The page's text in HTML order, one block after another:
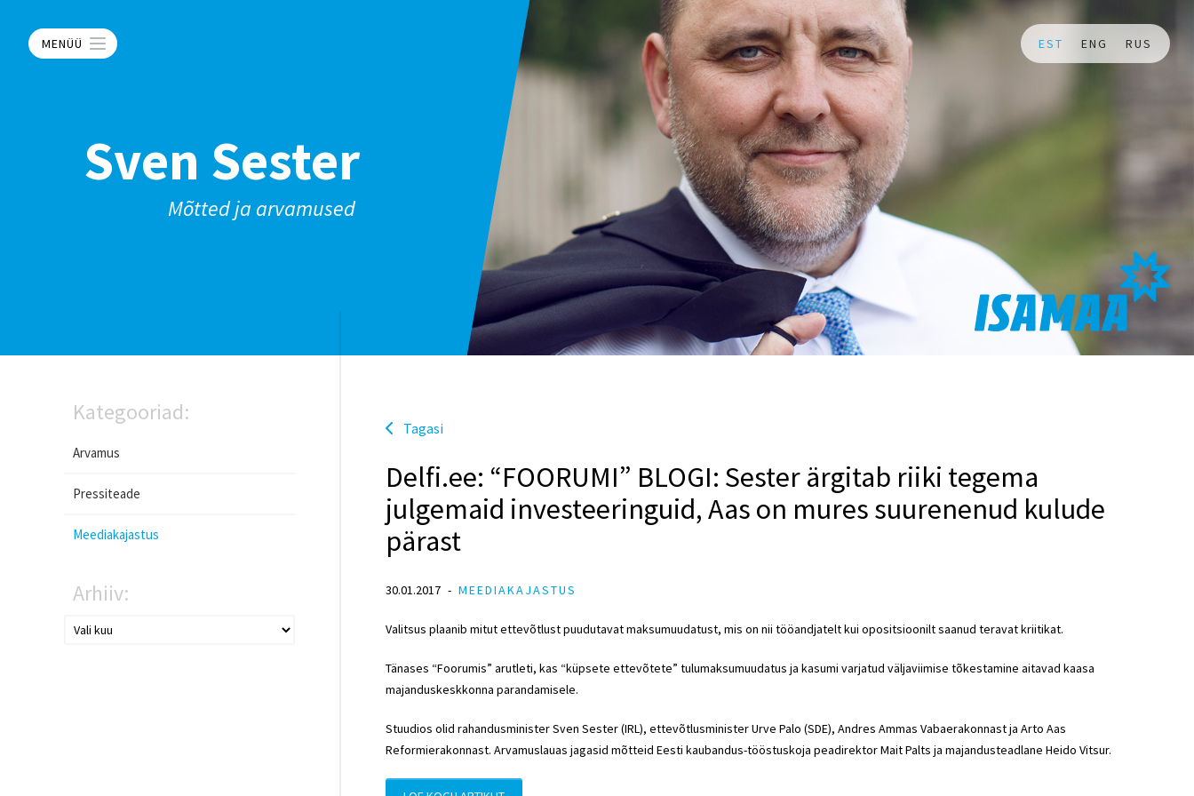
MENÜÜ EST ENG RUS
Sven Sester
Mõtted ja arvamused
Kategooriad:
Arvamus
Pressiteade
Meediakajastus
Arhiiv:
Tagasi
Delfi.ee: “FOORUMI” BLOGI: Sester ärgitab riiki tegema
julgemaid investeeringuid, Aas on mures suurenenud kulude
pärast
30.01.2017 MEEDIAKAJASTUS
Valitsus plaanib mitut ettevõtlust puudutavat maksumuudatust, mis on nii tööandjatelt kui opositsioonilt saanud teravat kriitikat.
Tänases “Foorumis” arutleti, kas “küpsete ettevõtete” tulumaksumuudatus ja kasumi varjatud väljaviimise tõkestamine aitavad kaasa
majanduskeskkonna parandamisele.
Stuudios olid rahandusminister Sven Sester (IRL), ettevõtlusminister Urve Palo (SDE), Andres Ammas Vabaerakonnast ja Arto Aas
Reformierakonnast. Arvamuslauas jagasid mõtteid Eesti kaubandus-tööstuskoja peadirektor Mait Palts ja majandusteadlane Heido Vitsur.